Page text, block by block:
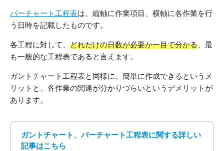
バーチャート工程表は、縦軸に作業項目、横軸に各作業を行
う日時を記載したものです。
各工程に対して、 どれだけの日数が必要か一目で分かる 、最
も一般的な工程表であると言えます。
ガントチャート工程表と同様に、簡単に作成できるというメ
リットと、各作業の関連が分かりづらいというデメリットが
あります。
ガントチャート、バーチャート工程表に関する詳しい
記事はこちら